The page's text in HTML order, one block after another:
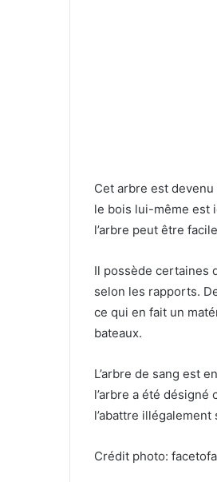
Cet arbre est
le bois lui-même est
l’arbre peut être
Il possède certaines
selon les rapports.
ce qui en fait un
bateaux.
L’arbre de sang est
l’arbre a été
l’abattre
Crédit photo: